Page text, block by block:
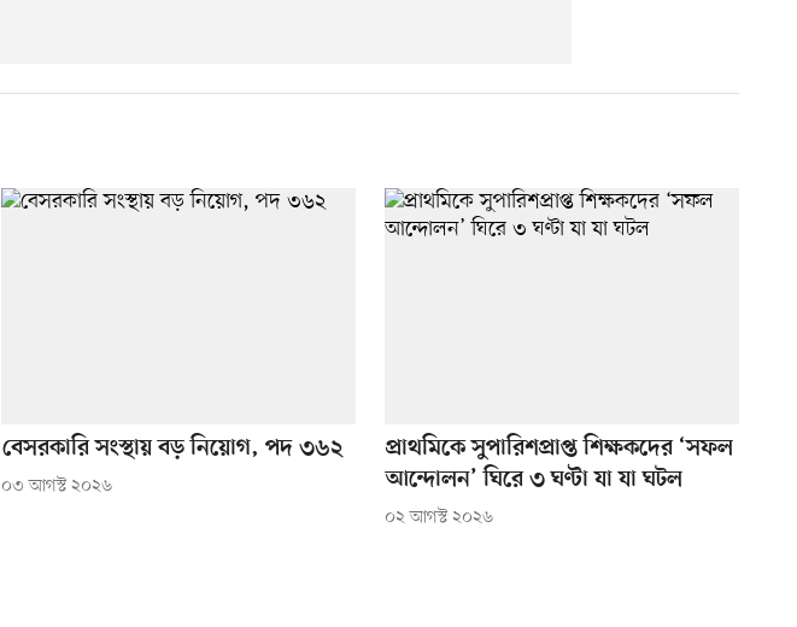
বেসরকারি সংস্থায় বড় নিয়োগ, পদ ৩৬২
০৩ আগস্ট ২০২৬
প্রাথমিকে সুপারিশপ্রাপ্ত শিক্ষকদের ‘সফল
আন্দোলন’ ঘিরে ৩ ঘণ্টা যা যা ঘটল
০২ আগস্ট ২০২৬